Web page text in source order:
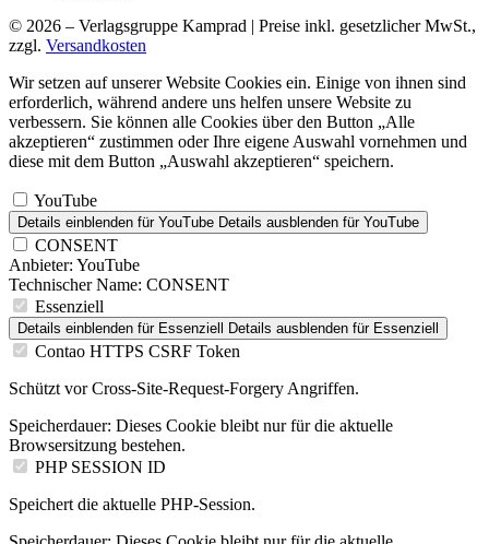
© 2026 – Verlagsgruppe Kamprad | Preise inkl. gesetzlicher MwSt.,
zzgl. Versandkosten
Wir setzen auf unserer Website Cookies ein. Einige von ihnen sind
erforderlich, während andere uns helfen unsere Website zu
verbessern. Sie können alle Cookies über den Button „Alle
akzeptieren“ zustimmen oder Ihre eigene Auswahl vornehmen und
diese mit dem Button „Auswahl akzeptieren“ speichern.
YouTube
Details einblenden für YouTube Details ausblenden für YouTube
CONSENT
Anbieter: YouTube
Technischer Name: CONSENT
Essenziell
Details einblenden für Essenziell Details ausblenden für Essenziell
Contao HTTPS CSRF Token
Schützt vor Cross-Site-Request-Forgery Angriffen.
Speicherdauer: Dieses Cookie bleibt nur für die aktuelle
Browsersitzung bestehen.
PHP SESSION ID
Speichert die aktuelle PHP-Session.